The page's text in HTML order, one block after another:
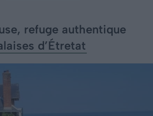
refuge authentique
d’Étretat